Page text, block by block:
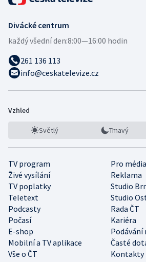
Divácké centrum
každý všední den:8:00—16:00 hodin
261 136 113
info@ceskatelevize.cz
Vzhled
Světlý Tmavý
TV program
Pro média
Živé vysílání
Reklama
TV poplatky
Studio
Teletext
Studio
Podcasty
Rada ČT
Počasí
Kariéra
E-shop
Podávání
Mobilní a TV aplikace
Časté
Vše o ČT
Kontakty